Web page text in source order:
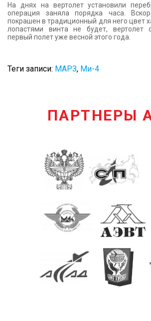
На днях на вертолет установили
операция заняла порядка часа.
покрашен в традиционный для него цвет
лопастями винта не будет, вертолет
первый полет уже весной этого года.
Теги записи: МАРЗ, Ми-4
ПАРТНЕРЫ